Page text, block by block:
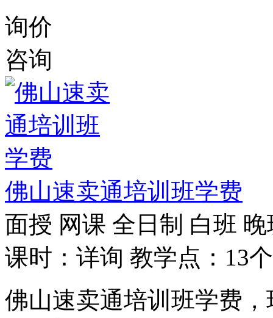
询价
咨询
佛山速卖通培训班学费
面授 网课 全日制 白班 晚
课时：详询 教学点：13个
佛山速卖通培训班学费